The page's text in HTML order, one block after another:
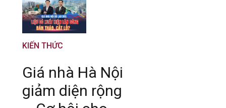
KIẾN THỨC
Giá nhà Hà Nội
giảm diện rộng